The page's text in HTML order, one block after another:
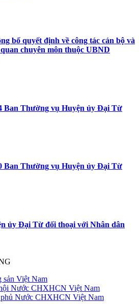
bố quyết định về công tác cán bộ và
chuyên môn thuộc UBND
Ban Thường vụ Huyện ủy Đại Từ
Ban Thường vụ Huyện ủy Đại Từ
ủy Đại Từ đối thoại với Nhân dân
Việt Nam
Nước CHXHCN Việt Nam
Nước CHXHCN Việt Nam